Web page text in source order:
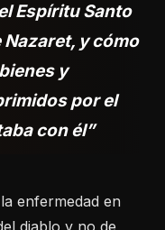
Espíritu Santo
Nazaret, y cómo
y
por el
con él”
enfermedad en
diablo y no de